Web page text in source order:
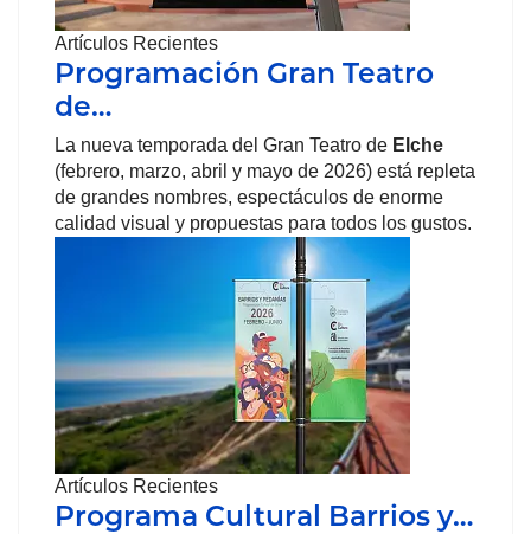
Artículos Recientes
Programación Gran Teatro
de…
La nueva temporada del Gran Teatro de Elche
(febrero, marzo, abril y mayo de 2026) está repleta
de grandes nombres, espectáculos de enorme
calidad visual y propuestas para todos los gustos.
Artículos Recientes
Programa Cultural Barrios y…